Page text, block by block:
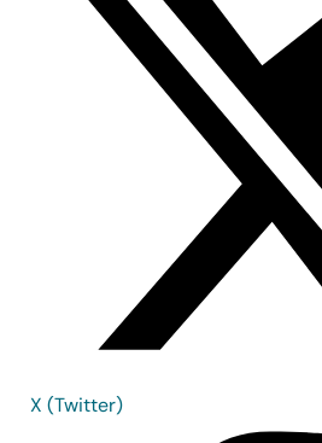
X (Twitter)